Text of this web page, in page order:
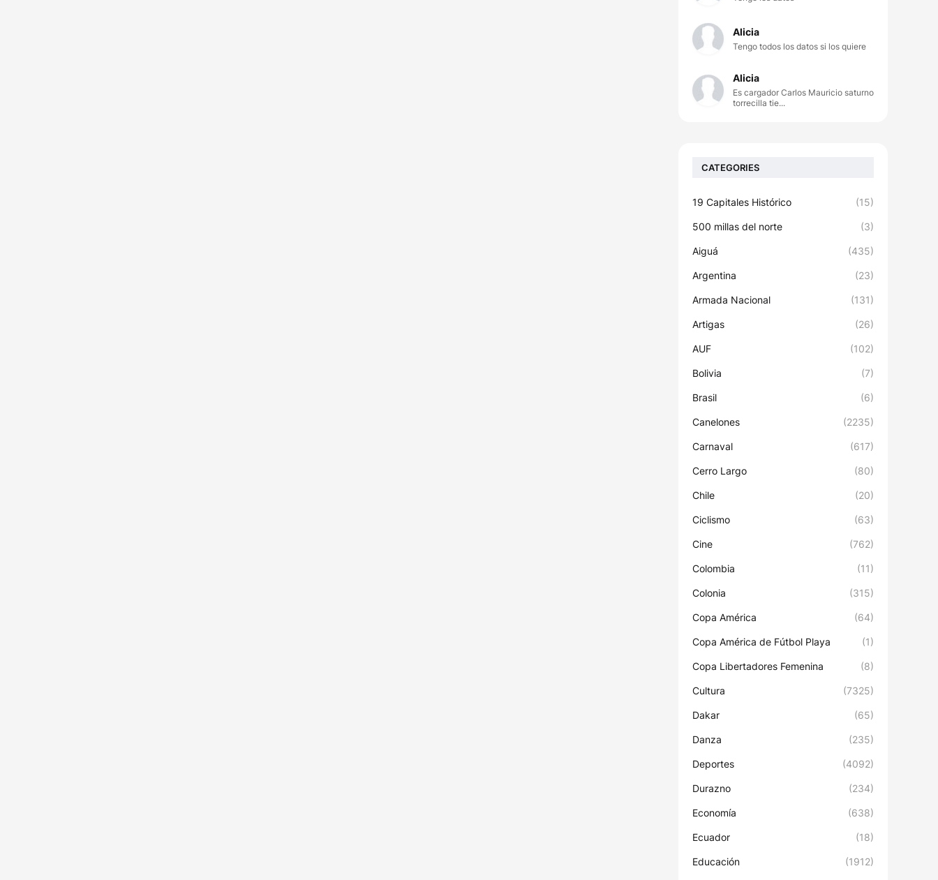
Alicia
Tengo todos los datos si los quiere
Alicia
Es cargador Carlos Mauricio saturno
torrecilla tie...
CATEGORIES
19 Capitales Histórico (15)
500 millas del norte (3)
Aiguá (435)
Argentina (23)
Armada Nacional (131)
Artigas (26)
AUF (102)
Bolivia (7)
Brasil (6)
Canelones (2235)
Carnaval (617)
Cerro Largo (80)
Chile (20)
Ciclismo (63)
Cine (762)
Colombia (11)
Colonia (315)
Copa América (64)
Copa América de Fútbol Playa (1)
Copa Libertadores Femenina (8)
Cultura (7325)
Dakar (65)
Danza (235)
Deportes (4092)
Durazno (234)
Economía (638)
Ecuador (18)
Educación (1912)